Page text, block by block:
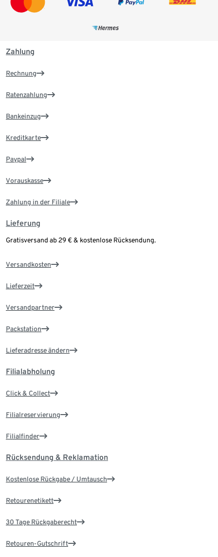
Zahlung
Rechnung
Ratenzahlung
Bankeinzug
Kreditkarte
Paypal
Vorauskasse
Zahlung in der Filiale
Lieferung
Gratisversand ab 29 € & kostenlose Rücksendung.
Versandkosten
Lieferzeit
Versandpartner
Packstation
Lieferadresse ändern
Filialabholung
Click & Collect
Filialreservierung
Filialfinder
Rücksendung & Reklamation
Kostenlose Rückgabe / Umtausch
Retourenetikett
30 Tage Rückgaberecht
Retouren-Gutschrift